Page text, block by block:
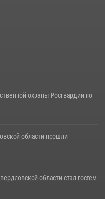
области
охраны Росгвардии по
области прошли
области стал гостем